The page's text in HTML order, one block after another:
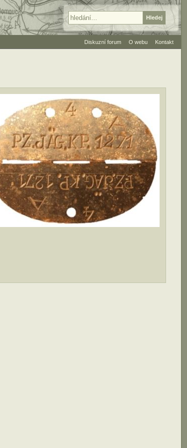
Diskuzní forum O webu Kontakt